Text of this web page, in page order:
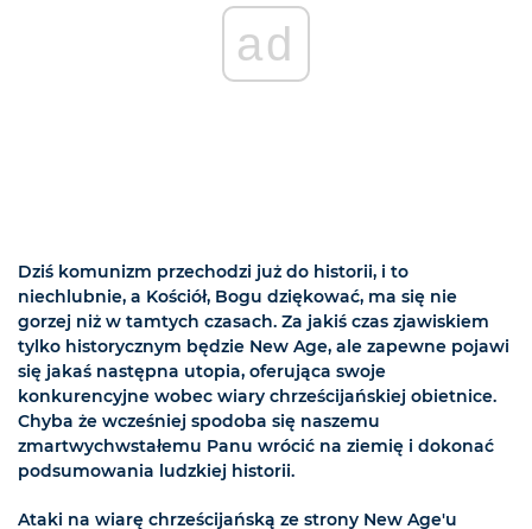
ad
Dziś komunizm przechodzi już do historii, i to
niechlubnie, a Kościół, Bogu dziękować, ma się nie
gorzej niż w tamtych czasach. Za jakiś czas zjawiskiem
tylko historycznym będzie New Age, ale zapewne pojawi
się jakaś następna utopia, oferująca swoje
konkurencyjne wobec wiary chrześcijańskiej obietnice.
Chyba że wcześniej spodoba się naszemu
zmartwychwstałemu Panu wrócić na ziemię i dokonać
podsumowania ludzkiej historii.
Ataki na wiarę chrześcijańską ze strony New Age'u